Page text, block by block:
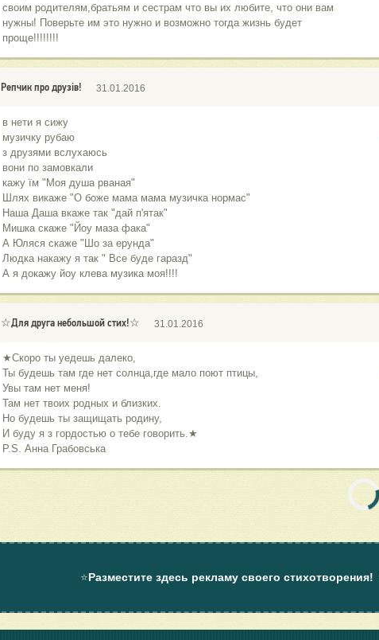
своим родителям,братьям и сестрам что вы их любите, что они вам
нужны! Поверьте им это нужно и возможно тогда жизнь будет
проще!!!!!!!!
Репчик про друзів! 31.01.2016
в нети я сижу
музичку рубаю
з друзями вслухаюсь
вони по замовкали
кажу їм "Моя душа рваная"
Шлях викаже "О боже мама мама музичка нормас"
Наша Даша вкаже так "дай п'ятак"
Мишка скаже "Йоу маза фака"
А Юляся скаже "Шо за ерунда"
Людка накажу я так " Все буде гаразд"
А я докажу йоу клева музика моя!!!!
☆Для друга небольшой стих!☆ 31.01.2016
★Скоро ты уедешь далеко,
Ты будешь там где нет солнца,где мало поют птицы,
Увы там нет меня!
Там нет твоих родных и близких.
Но будешь ты защищать родину,
И буду я з гордостью о тебе говорить.★
P.S. Анна Грабовська
⭐Разместите здесь рекламу своего стихотворения!